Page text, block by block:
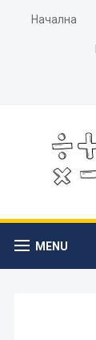
Начална
MENU